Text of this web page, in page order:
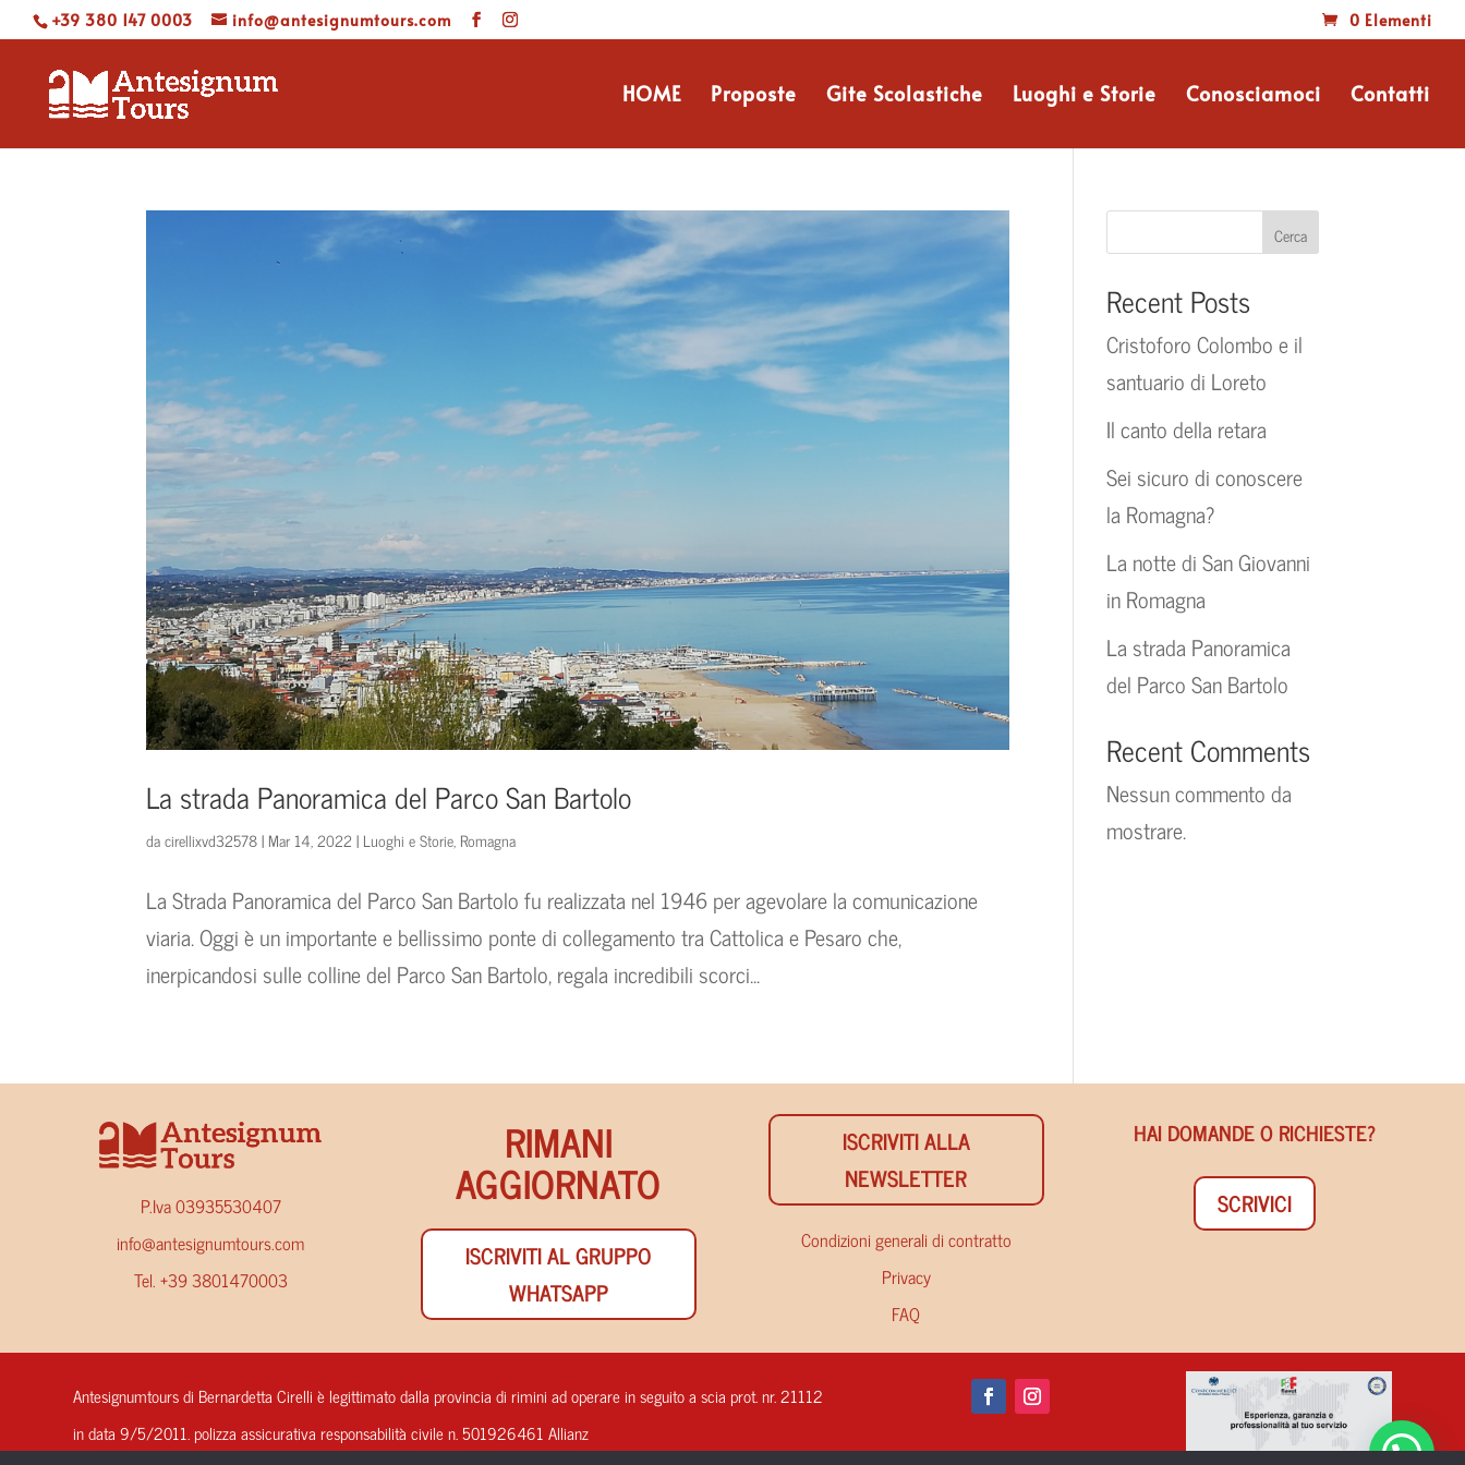
+39 380 147 0003 info@antesignumtours.com 0 Elementi
HOME Proposte Gite Scolastiche Luoghi e Storie Conosciamoci Contatti
La strada Panoramica del Parco San Bartolo
dacirellixvd32578| Mar 14, 2022 | Luoghi e Storie, Romagna
La Strada Panoramica del Parco San Bartolo fu realizzata nel 1946 per agevolare la comunicazione
viaria. Oggi è un importante e bellissimo ponte di collegamento tra Cattolica e Pesaro che,
inerpicandosi sulle colline del Parco San Bartolo, regala incredibili scorci...
Cerca
Recent Posts
Cristoforo Colombo e il
santuario di Loreto
Il canto della retara
Sei sicuro di conoscere
la Romagna?
La notte di San Giovanni
in Romagna
La strada Panoramica
del Parco San Bartolo
Recent Comments
Nessun commento da
mostrare.
P.Iva 03935530407
info@antesignumtours.com
Tel. +39 3801470003
RIMANI
AGGIORNATO
ISCRIVITI AL GRUPPO
WHATSAPP
ISCRIVITI ALLA
NEWSLETTER
Condizioni generali di contratto
Privacy
FAQ
HAI DOMANDE O RICHIESTE?
SCRIVICI
Antesignumtours di Bernardetta Cirelli è legittimato dalla provincia di rimini ad operare in seguito a scia prot. nr. 21112
in data 9/5/2011. polizza assicurativa responsabilità civile n. 501926461 Allianz